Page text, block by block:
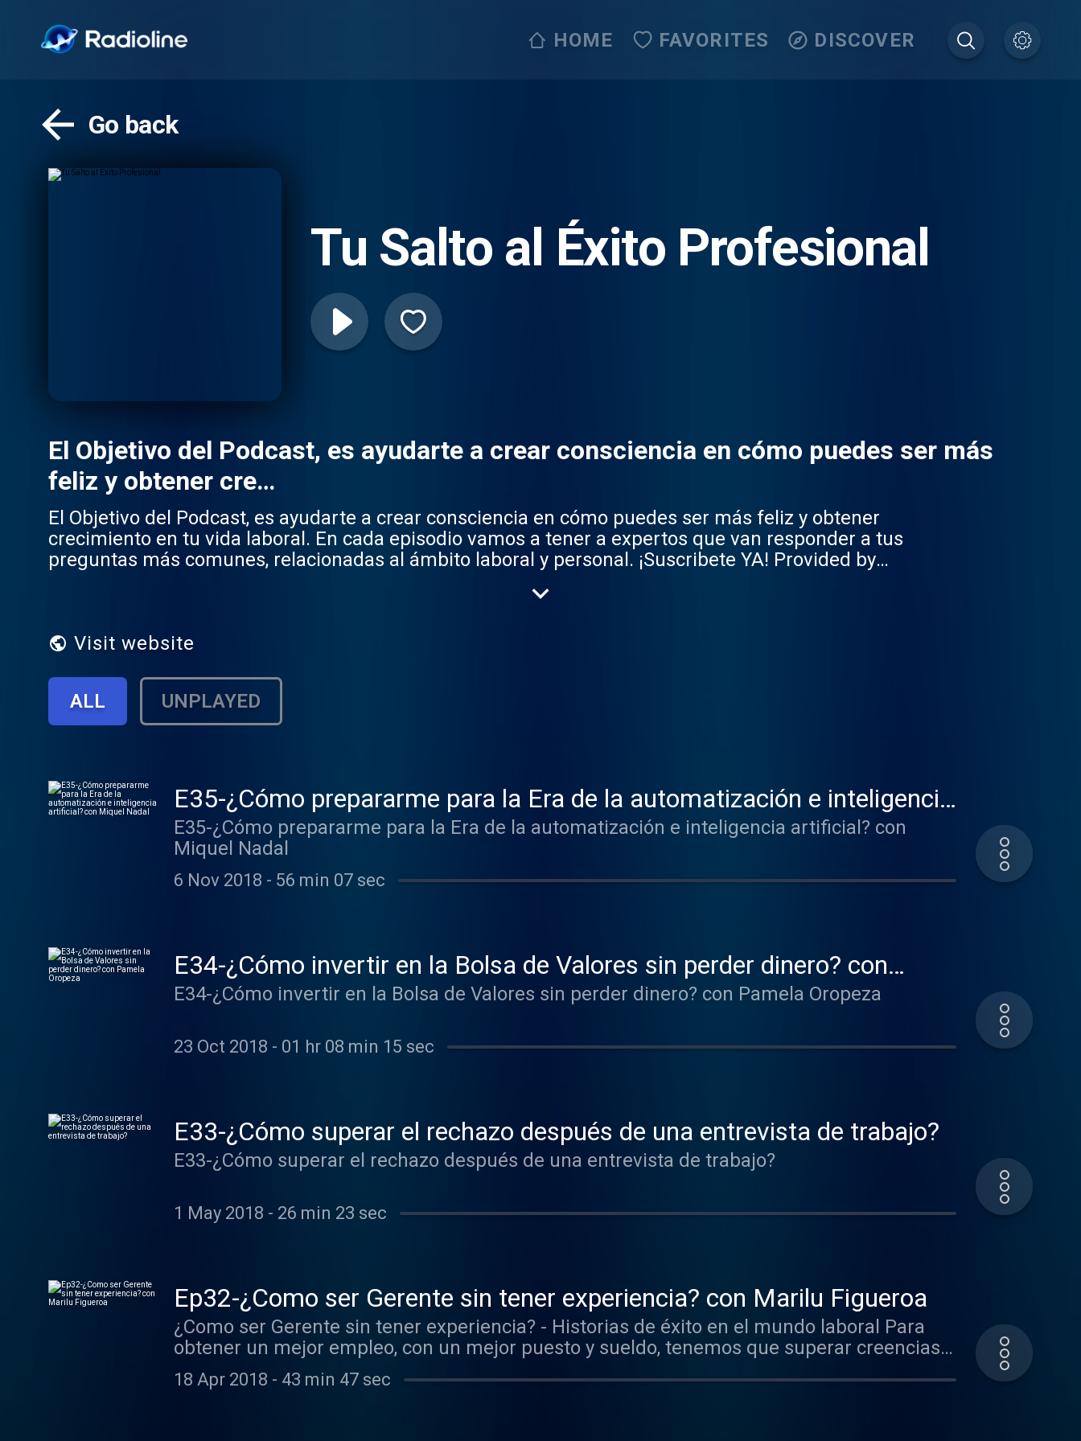
HOME FAVORITES DISCOVER
Go back
Tu Salto al Éxito Profesional
El Objetivo del Podcast, es ayudarte a crear consciencia en cómo puedes ser más
feliz y obtener cre…
El Objetivo del Podcast, es ayudarte a crear consciencia en cómo puedes ser más feliz y obtener
crecimiento en tu vida laboral. En cada episodio vamos a tener a expertos que van responder a tus
preguntas más comunes, relacionadas al ámbito laboral y personal. ¡Suscribete YA! Provided by
Visit website
ALL UNPLAYED
E35-¿Cómo prepararme para la Era de la automatización e inteligencia
artificial? con Miquel Nadal
E35-¿Cómo prepararme para la Era de la automatización e inteligencia artificial? con
Miquel Nadal
6 Nov 2018 - 56 min 07 sec
E34-¿Cómo invertir en la Bolsa de Valores sin perder dinero? con
Pamela Oropeza
E34-¿Cómo invertir en la Bolsa de Valores sin perder dinero? con Pamela Oropeza
23 Oct 2018 - 01 hr 08 min 15 sec
E33-¿Cómo superar el rechazo después de una entrevista de trabajo?
E33-¿Cómo superar el rechazo después de una entrevista de trabajo?
1 May 2018 - 26 min 23 sec
Ep32-¿Como ser Gerente sin tener experiencia? con Marilu Figueroa
¿Como ser Gerente sin tener experiencia? - Historias de éxito en el mundo laboral Para
obtener un mejor empleo, con un mejor puesto y sueldo, tenemos que superar creencias
que ocasiones nos limitan a lograr lo que deseamos, creencias como si no tengo
experiencia en el puesto, los estudios necesarios o la edad requerida, son algunos
18 Apr 2018 - 43 min 47 sec